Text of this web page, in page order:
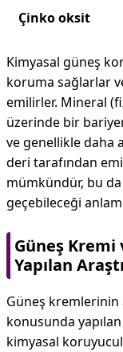
Çinko oksit
Kimyasal güneş
koruma sağlarlar
emilirler. Mineral
üzerinde bir bariyer
ve genellikle daha
deri tarafından
mümkündür, bu
geçebileceği
Güneş Kremi
Yapılan
Güneş
konusunda yapılan
kimyasal